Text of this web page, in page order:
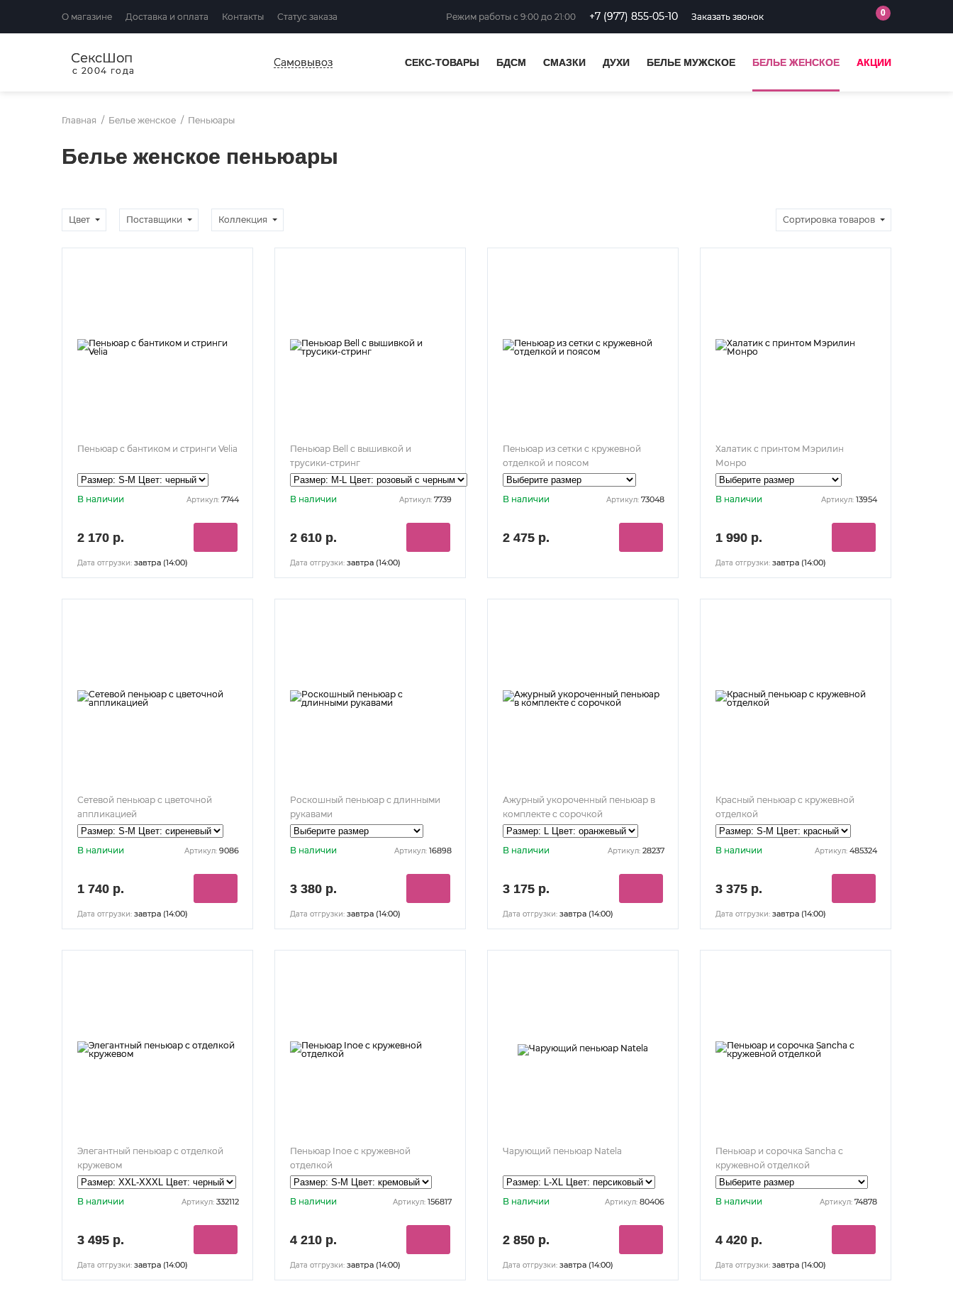
О магазине Доставка и оплата Контакты Статус заказа Режим работы с 9:00 до 21:00 +7 (977) 855-05-10 Заказать звонок 0
СексШоп
с 2004 года
Самовывоз СЕКС-ТОВАРЫ БДСМ СМАЗКИ ДУХИ БЕЛЬЕ МУЖСКОЕ БЕЛЬЕ ЖЕНСКОЕ АКЦИИ
Главная Белье женское Пеньюары
Белье женское пеньюары
Цвет Поставщики Коллекция Сортировка товаров
Пеньюар с бантиком и стринги Velia
В наличии Артикул: 7744
2 170 р.
Дата отгрузки: завтра (14:00)
Пеньюар Bell с вышивкой и
трусики-стринг
В наличии Артикул: 7739
2 610 р.
Дата отгрузки: завтра (14:00)
Пеньюар из сетки с кружевной
отделкой и поясом
В наличии Артикул: 73048
2 475 р.
Халатик с принтом Мэрилин
Монро
В наличии Артикул: 13954
1 990 р.
Дата отгрузки: завтра (14:00)
Сетевой пеньюар с цветочной
аппликацией
В наличии Артикул: 9086
1 740 р.
Дата отгрузки: завтра (14:00)
Роскошный пеньюар с длинными
рукавами
В наличии Артикул: 16898
3 380 р.
Дата отгрузки: завтра (14:00)
Ажурный укороченный пеньюар в
комплекте с сорочкой
В наличии Артикул: 28237
3 175 р.
Дата отгрузки: завтра (14:00)
Красный пеньюар с кружевной
отделкой
В наличии Артикул: 485324
3 375 р.
Дата отгрузки: завтра (14:00)
Элегантный пеньюар с отделкой
кружевом
В наличии Артикул: 332112
3 495 р.
Дата отгрузки: завтра (14:00)
Пеньюар Inoe с кружевной
отделкой
В наличии Артикул: 156817
4 210 р.
Дата отгрузки: завтра (14:00)
Чарующий пеньюар Natela
В наличии Артикул: 80406
2 850 р.
Дата отгрузки: завтра (14:00)
Пеньюар и сорочка Sancha с
кружевной отделкой
В наличии Артикул: 74878
4 420 р.
Дата отгрузки: завтра (14:00)